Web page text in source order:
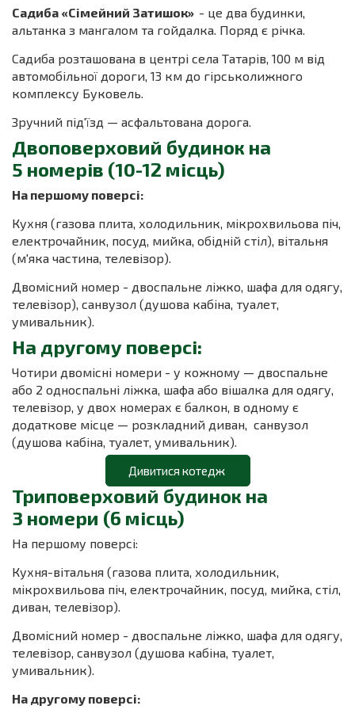
Садиба «Сімейний Затишок» - це два будинки,
альтанка з мангалом та гойдалка. Поряд є річка.
Садиба розташована в центрі села Татарів, 100 м від
автомобільної дороги, 13 км до гірськолижного
комплексу Буковель.
Зручний під'їзд — асфальтована дорога.
Двоповерховий будинок на
5 номерів (10-12 місць)
На першому поверсі:
Кухня (газова плита, холодильник, мікрохвильова піч,
електрочайник, посуд, мийка, обідній стіл), вітальня
(м'яка частина, телевізор).
Двомісний номер - двоспальне ліжко, шафа для одягу,
телевізор), санвузол (душова кабіна, туалет,
умивальник).
На другому поверсі:
Чотири двомісні номери - у кожному — двоспальне
або 2 односпальні ліжка, шафа або вішалка для одягу,
телевізор, у двох номерах є балкон, в одному є
додаткове місце — розкладний диван, санвузол
(душова кабіна, туалет, умивальник).
Дивитися котедж
Триповерховий будинок на
3 номери (6 місць)
На першому поверсі:
Кухня-вітальня (газова плита, холодильник,
мікрохвильова піч, електрочайник, посуд, мийка, стіл,
диван, телевізор).
Двомісний номер - двоспальне ліжко, шафа для одягу,
телевізор, санвузол (душова кабіна, туалет,
умивальник).
На другому поверсі: